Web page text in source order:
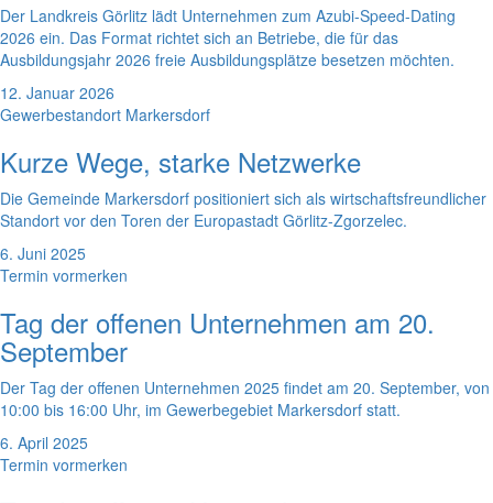
Der Landkreis Görlitz lädt Unternehmen zum Azubi-Speed-Dating
2026 ein. Das Format richtet sich an Betriebe, die für das
Ausbildungsjahr 2026 freie Ausbildungsplätze besetzen möchten.
12. Januar 2026
Gewerbestandort Markersdorf
Kurze Wege, starke Netzwerke
Die Gemeinde Markersdorf positioniert sich als wirtschaftsfreundlicher
Standort vor den Toren der Europastadt Görlitz-Zgorzelec.
6. Juni 2025
Termin vormerken
Tag der offenen Unternehmen am 20.
September
Der Tag der offenen Unternehmen 2025 findet am 20. September, von
10:00 bis 16:00 Uhr, im Gewerbegebiet Markersdorf statt.
6. April 2025
Termin vormerken